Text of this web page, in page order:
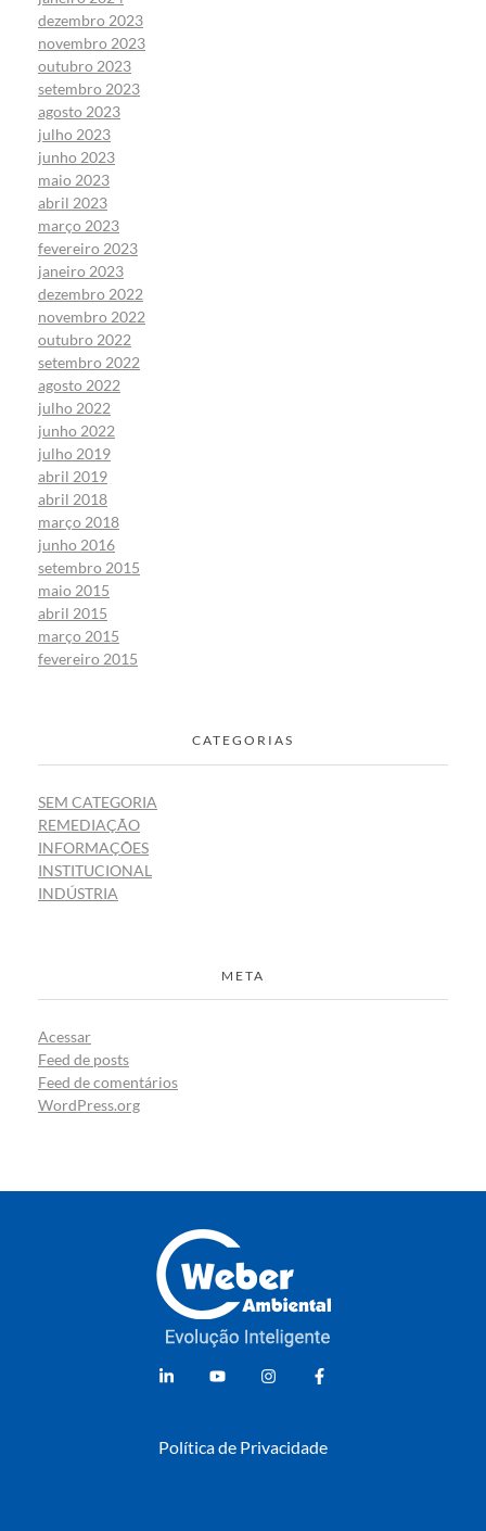
dezembro 2023
novembro 2023
outubro 2023
setembro 2023
agosto 2023
julho 2023
junho 2023
maio 2023
abril 2023
março 2023
fevereiro 2023
janeiro 2023
dezembro 2022
novembro 2022
outubro 2022
setembro 2022
agosto 2022
julho 2022
junho 2022
julho 2019
abril 2019
abril 2018
março 2018
junho 2016
setembro 2015
maio 2015
abril 2015
março 2015
fevereiro 2015
CATEGORIAS
SEM CATEGORIA
REMEDIAÇÃO
INFORMAÇÕES
INSTITUCIONAL
INDÚSTRIA
META
Acessar
Feed de posts
Feed de comentários
WordPress.org
Política de Privacidade